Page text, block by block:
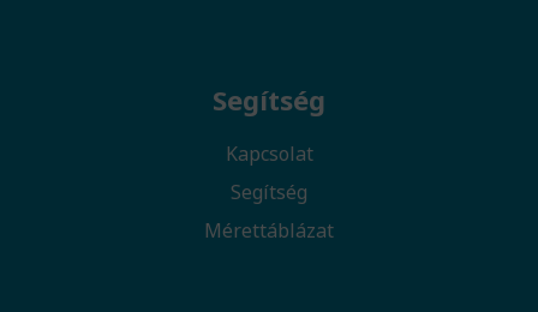
Segítség
Kapcsolat
Segítség
Mérettáblázat